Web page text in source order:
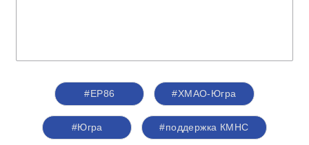
#ЕР86 #ХМАО-Югра
#Югра #поддержка КМНС